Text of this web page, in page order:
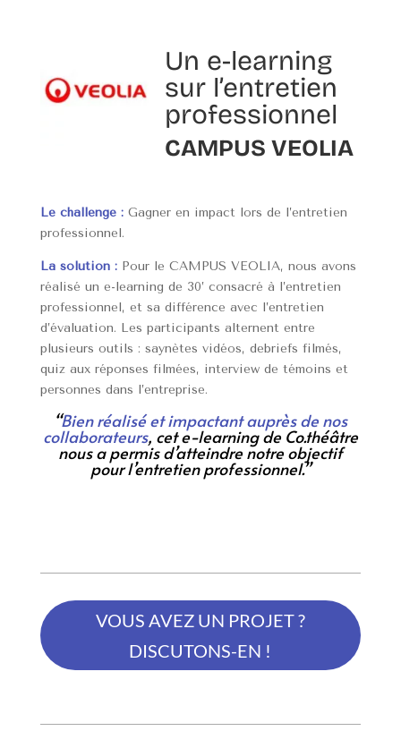
Un e-learning
sur l’entretien
professionnel
CAMPUS VEOLIA
Le challenge :Gagner en impact lors de l’entretien
professionnel.
La solution :Pour le CAMPUS VEOLIA, nous avons
réalisé un e-learning de 30’ consacré à l’entretien
professionnel, et sa différence avec l’entretien
d’évaluation. Les participants alternent entre
plusieurs outils : saynètes vidéos, debriefs filmés,
quiz aux réponses filmées, interview de témoins et
personnes dans l’entreprise.
“Bien réalisé et impactant auprès de nos
collaborateurs, cet e-learning de Co.théâtre
nous a permis d’atteindre notre objectif
pour l’entretien professionnel.”
VOUS AVEZ UN PROJET ?
DISCUTONS-EN !